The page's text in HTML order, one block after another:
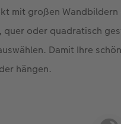
mit großen Wandbildern
quer oder quadratisch
Damit Ihre
hängen.